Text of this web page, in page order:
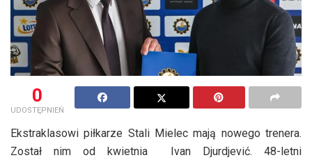
0
UDOSTĘPNIEŃ
Ekstraklasowi piłkarze Stali Mielec mają nowego trenera.
Został nim od kwietnia Ivan Djurdjević. 48-letni